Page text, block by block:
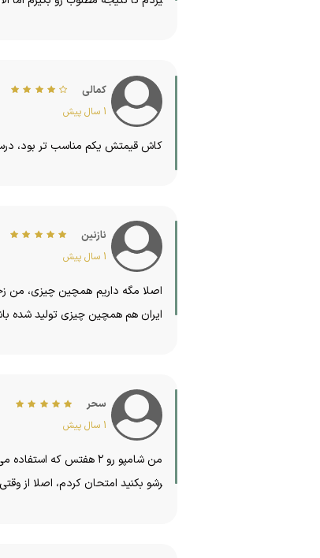
کمالی
1 سال پیش
کاش قیمتش یکم مناسب تر بود،
نازنین
1 سال پیش
ایران هم همچین چیزی تولید شده
سحر
1 سال پیش
من شامپو رو ۲ هفتس
رشو بکنید امتحان کردم، اصلا از